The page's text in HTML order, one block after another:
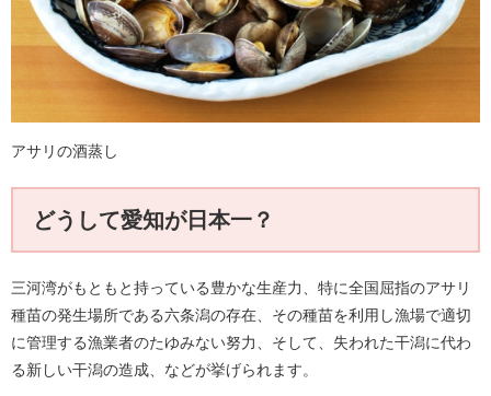
アサリの酒蒸し
どうして愛知が日本一？
三河湾がもともと持っている豊かな生産力、特に全国屈指のアサリ
種苗の発生場所である六条潟の存在、その種苗を利用し漁場で適切
に管理する漁業者のたゆみない努力、そして、失われた干潟に代わ
る新しい干潟の造成、などが挙げられます。